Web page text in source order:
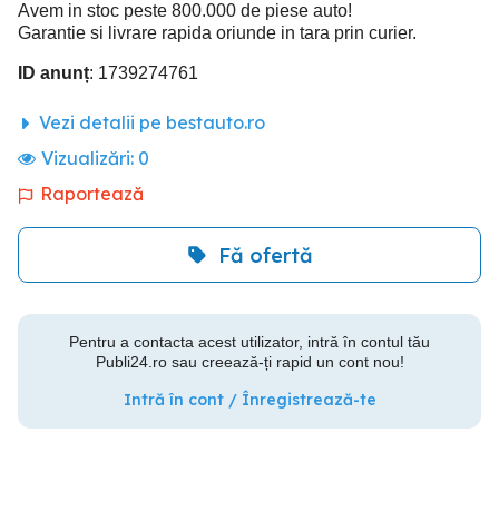
Avem in stoc peste 800.000 de piese auto!
Garantie si livrare rapida oriunde in tara prin curier.
ID anunț: 1739274761
Vezi detalii pe bestauto.ro
Vizualizări: 0
Raportează
Fă ofertă
Pentru a contacta acest utilizator, intră în contul tău
Publi24.ro sau creează-ți rapid un cont nou!
Intră în cont / Înregistrează-te